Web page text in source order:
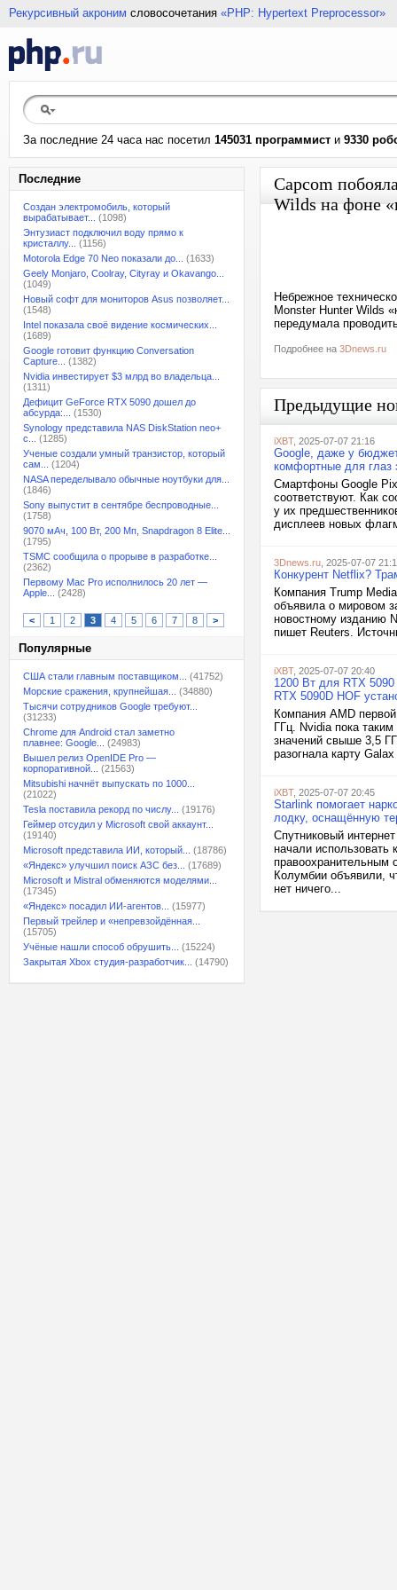
Рекурсивный акроним словосочетания «PHP: Hypertext Preprocessor»
За последние 24 часа нас посетил 145031 программист и 9330
Последние
Создан электромобиль, который
вырабатывает...
(1098)
Энтузиаст подключил воду прямо к
кристаллу...
(1156)
Motorola Edge 70 Neo показали до...
(1633)
Geely Monjaro, Coolray, Cityray и Okavango...
(1049)
Новый софт для мониторов Asus позволяет...
(1548)
Intel показала своё видение космических...
(1689)
Google готовит функцию Conversation
Capture...
(1382)
Nvidia инвестирует $3 млрд во владельца...
(1311)
Дефицит GeForce RTX 5090 дошел до
абсурда:...
(1530)
Synology представила NAS DiskStation neo+
с...
(1285)
Ученые создали умный транзистор, который
сам...
(1204)
NASA переделывало обычные ноутбуки для...
(1846)
Sony выпустит в сентябре беспроводные...
(1758)
9070 мАч, 100 Вт, 200 Мп, Snapdragon 8 Elite...
(1795)
TSMC сообщила о прорыве в разработке...
(2362)
Первому Mac Pro исполнилось 20 лет —
Apple...
(2428)
< 1 2 3 4 5 6 7 8 >
Популярные
США стали главным поставщиком...
(41752)
Морские сражения, крупнейшая...
(34880)
Тысячи сотрудников Google требуют...
(31233)
Chrome для Android стал заметно
плавнее: Google...
(24983)
Вышел релиз OpenIDE Pro —
корпоративной...
(21563)
Mitsubishi начнёт выпускать по 1000...
(21022)
Tesla поставила рекорд по числу...
(19176)
Геймер отсудил у Microsoft свой аккаунт...
(19140)
Microsoft представила ИИ, который...
(18786)
«Яндекс» улучшил поиск АЗС без...
(17689)
Microsoft и Mistral обменяются моделями...
(17345)
«Яндекс» посадил ИИ-агентов...
(15977)
Первый трейлер и «непревзойдённая...
(15705)
Учёные нашли способ обрушить...
(15224)
Закрытая Xbox студия-разработчик...
(14790)
Capcom
Wilds на фоне
Небрежное
Monster Hunter Wilds
передумала
Подробнее на 3Dnews.ru
Предыдущие
iXBT, 2025-07-07 21:16
Google, даже у
комфортные для глаз
Смартфоны Google
соответствуют. Как
у их
дисплеев новых
3Dnews.ru , 2025-07-07
Конкурент Netflix?
Компания Trump
объявила о мировом
новостному изданию
пишет Reuters.
iXBT, 2025-07-07 20:40
1200 Вт для RTX
RTX 5090D HOF
Компания AMD
ГГц. Nvidia пока
значений свыше 3,5
разогнала карту
iXBT, 2025-07-07 20:45
Starlink помогает
лодку, оснащённую
Спутниковый
начали использовать
правоохранительным
Колумбии объявили,
нет ничего...